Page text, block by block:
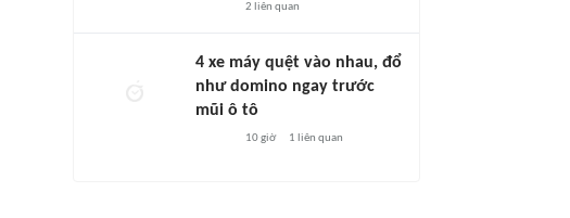
2 liên quan
4 xe máy quệt vào nhau, đổ
như domino ngay trước
mũi ô tô
10 giờ 1 liên quan